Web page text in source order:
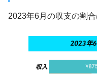
2023年6月の収支の割